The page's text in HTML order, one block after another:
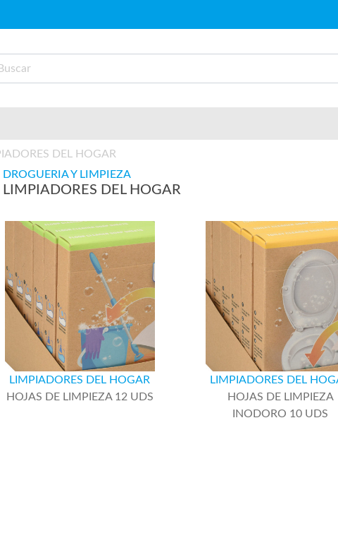
DEL HOGAR
DROGUERIA Y LIMPIEZA
LIMPIADORES DEL HOGAR
LIMPIADORES DEL HOGAR
HOJAS DE LIMPIEZA 12 UDS
LIMPIADORES DEL
HOJAS DE LIMPIEZA
INODORO 10 UDS